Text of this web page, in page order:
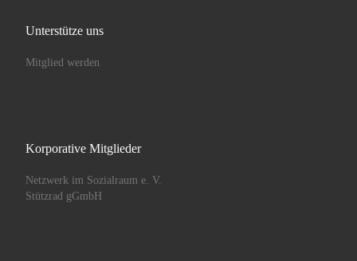
Unterstütze uns
Mitglied werden
Korporative Mitglieder
Netzwerk im Sozialraum e. V.
Stützrad gGmbH